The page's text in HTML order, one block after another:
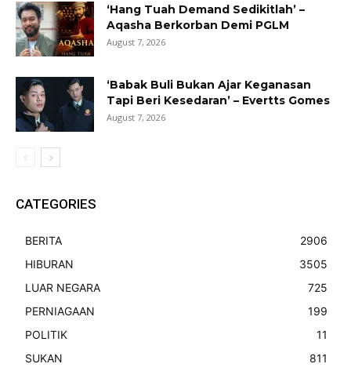
‘Hang Tuah Demand Sedikitlah’ –
Aqasha Berkorban Demi PGLM
August 7, 2026
‘Babak Buli Bukan Ajar Keganasan
Tapi Beri Kesedaran’ – Evertts Gomes
August 7, 2026
CATEGORIES
BERITA
2906
HIBURAN
3505
LUAR NEGARA
725
PERNIAGAAN
199
POLITIK
11
SUKAN
811